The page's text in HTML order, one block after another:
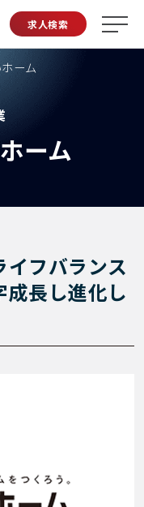
求人検索
ーム
ーム
フバランス
長し進化し